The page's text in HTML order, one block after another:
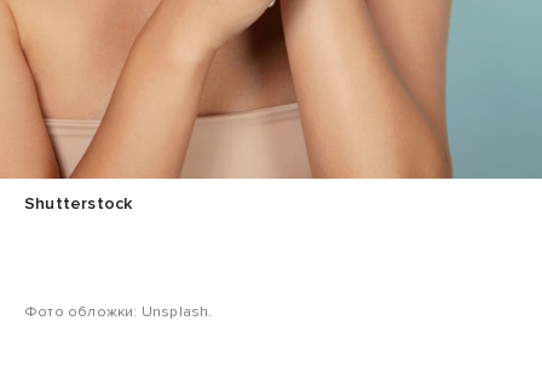
Shutterstock
Фото обложки: Unsplash.